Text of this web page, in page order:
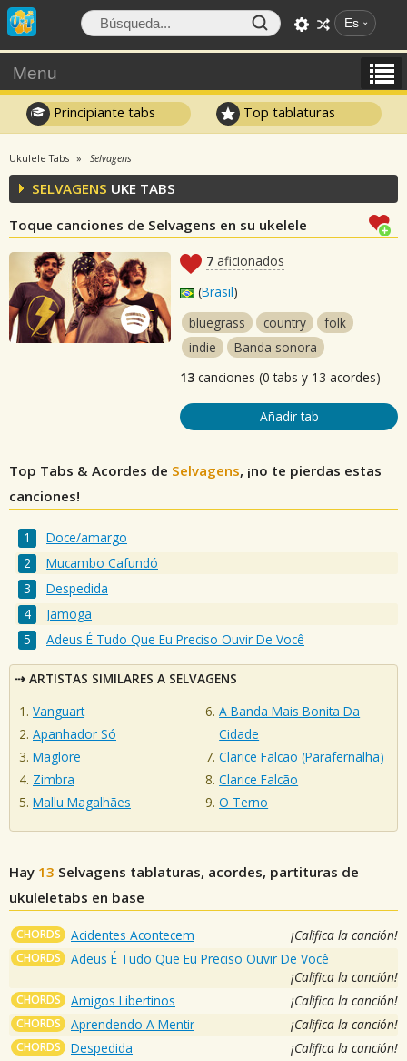
Es
Menu
Principiante tabs Top tablaturas
Ukulele Tabs Selvagens
SELVAGENS UKE TABS
Toque canciones de Selvagens en su ukelele
7 aficionados
(Brasil)
bluegrass
country
folk
indie
Banda sonora
13 canciones (0 tabs y 13 acordes)
Añadir tab
Top Tabs & Acordes de Selvagens, ¡no te pierdas estas
canciones!
Doce/amargo
Mucambo Cafundó
Despedida
Jamoga
Adeus É Tudo Que Eu Preciso Ouvir De Você
ARTISTAS SIMILARES A SELVAGENS
Vanguart
Apanhador Só
Maglore
Zimbra
Mallu Magalhães
A Banda Mais Bonita Da
Cidade
Clarice Falcão (Parafernalha)
Clarice Falcão
O Terno
Hay 13 Selvagens tablaturas, acordes, partituras de
ukuleletabs en base
CHORDS Acidentes Acontecem ¡Califica la canción!
CHORDS
Adeus É Tudo Que Eu Preciso Ouvir De Você
¡Califica la canción!
CHORDS Amigos Libertinos ¡Califica la canción!
CHORDS Aprendendo A Mentir ¡Califica la canción!
CHORDS Despedida ¡Califica la canción!